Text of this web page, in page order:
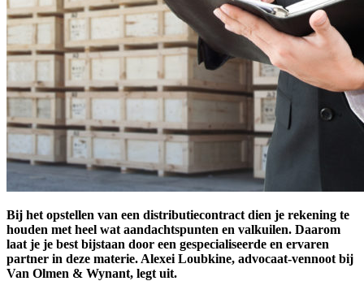
Bij het opstellen van een distributiecontract dien je rekening te
houden met heel wat aandachtspunten en valkuilen. Daarom
laat je je best bijstaan door een gespecialiseerde en ervaren
partner in deze materie. Alexei Loubkine, advocaat-vennoot bij
Van Olmen & Wynant, legt uit.